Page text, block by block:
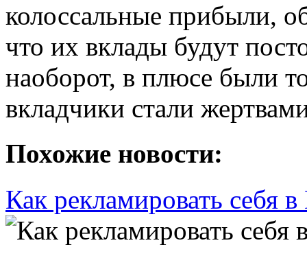
колоссальные прибыли,
что их вклады будут
наоборот, в плюсе были
вкладчики стали
Похожие новости:
Как рекламировать себя